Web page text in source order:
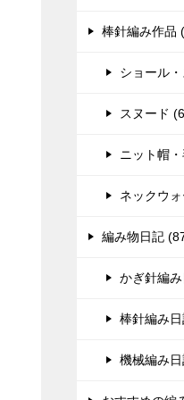
棒針編み作品
ショール
スヌード
ニット帽
ネックウ
編み物日記
かぎ針編
棒針編み
機械編み